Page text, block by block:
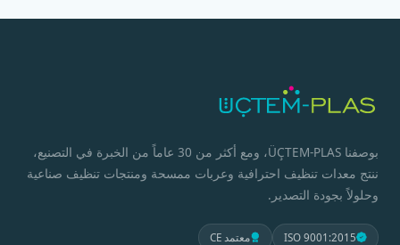
بوصفنا ÜÇTEM-PLAS، ومع أكثر من 30 عاماً من الخبرة في التصنيع،
ننتج معدات تنظيف احترافية وعربات ممسحة ومنتجات تنظيف صناعية
وحلولاً بجودة التصدير.
ISO 9001:2015 معتمد CE